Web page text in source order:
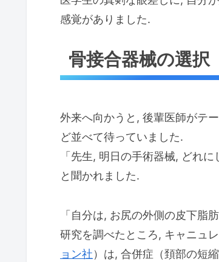
感覚がありました.
骨接合器械の選択
外来へ向かうと, 後輩医師がテ
ど並べて待っていました.
「先生, 明日の手術器械, どれに
と聞かれました.
「自分は, お尻の外側の皮下脂
研究を調べたところ, キャニュ
ョン社）は, 合併症（頚部の短